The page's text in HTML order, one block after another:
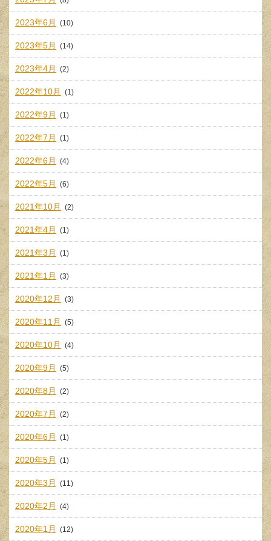
2023年6月 (10)
2023年5月 (14)
2023年4月 (2)
2022年10月 (1)
2022年9月 (1)
2022年7月 (1)
2022年6月 (4)
2022年5月 (6)
2021年10月 (2)
2021年4月 (1)
2021年3月 (1)
2021年1月 (3)
2020年12月 (3)
2020年11月 (5)
2020年10月 (4)
2020年9月 (5)
2020年8月 (2)
2020年7月 (2)
2020年6月 (1)
2020年5月 (1)
2020年3月 (11)
2020年2月 (4)
2020年1月 (12)